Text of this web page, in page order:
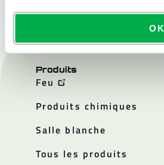
OK
Produits
Feu
Produits chimiques
Salle blanche
Tous les produits